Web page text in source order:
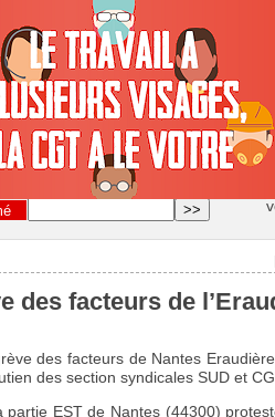
des facteurs de
des facteurs de Nantes
des section syndicales SUD et
partie EST de Nantes (44300)